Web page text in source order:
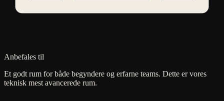
Anbefales til
Et godt rum for både begyndere og erfarne teams. Dette er vores
teknisk mest avancerede rum.